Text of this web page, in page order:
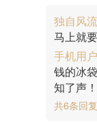
独自风流
马上就要
手机用
钱的冰
知了声！
共6条回